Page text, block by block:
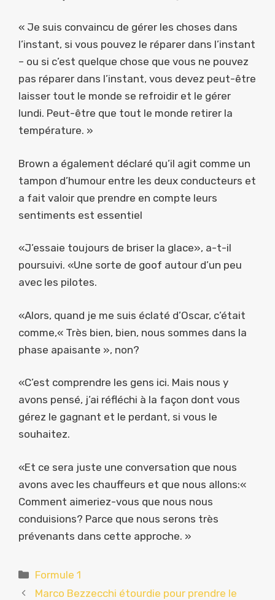
« Je suis convaincu de gérer les choses dans
l’instant, si vous pouvez le réparer dans l’instant
– ou si c’est quelque chose que vous ne pouvez
pas réparer dans l’instant, vous devez peut-être
laisser tout le monde se refroidir et le gérer
lundi. Peut-être que tout le monde retirer la
température. »
Brown a également déclaré qu’il agit comme un
tampon d’humour entre les deux conducteurs et
a fait valoir que prendre en compte leurs
sentiments est essentiel
«J’essaie toujours de briser la glace», a-t-il
poursuivi. «Une sorte de goof autour d’un peu
avec les pilotes.
«Alors, quand je me suis éclaté d’Oscar, c’était
comme,« Très bien, bien, nous sommes dans la
phase apaisante », non?
«C’est comprendre les gens ici. Mais nous y
avons pensé, j’ai réfléchi à la façon dont vous
gérez le gagnant et le perdant, si vous le
souhaitez.
«Et ce sera juste une conversation que nous
avons avec les chauffeurs et que nous allons:«
Comment aimeriez-vous que nous nous
conduisions? Parce que nous serons très
prévenants dans cette approche. »
Catégories
Formule 1
Marco Bezzecchi étourdie pour prendre le